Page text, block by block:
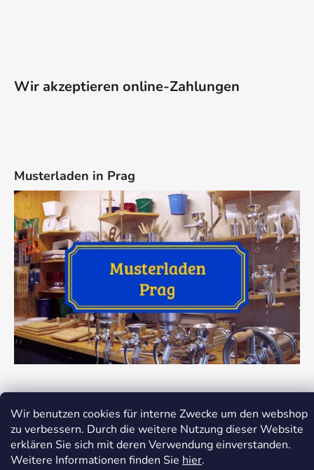
Wir benutzen cookies für interne Zwecke um den webshop
zu verbessern. Durch die weitere Nutzung dieser Website
erklären Sie sich mit deren Verwendung einverstanden.
Weitere Informationen finden Sie hier.
Wir akzeptieren online-Zahlungen
Musterladen in Prag
Erstellt von Shoptet
Copyright 2026 Dokredence.cz
. Alle Rechte